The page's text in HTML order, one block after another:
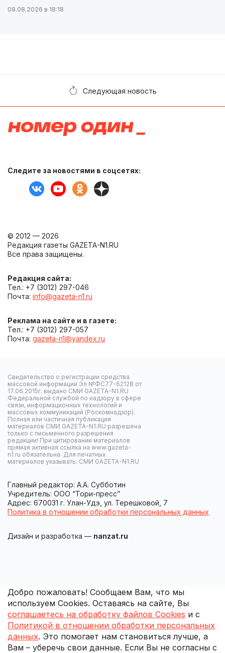
08.08.2026 в 18:18
Следующая новость
Следите за новостями в соцсетях:
© 2012 — 2026
Редакция газеты GAZETA-N1.RU
Все права защищены.
Редакция сайта:
Тел.: +7 (3012) 297-046
Почта: info@gazeta-n1.ru
Реклама на сайте и в газете:
Тел.: +7 (3012) 297-057
Почта: gazeta-n1@yandex.ru
Свидетельство о регистрации средства
массовой информации Эл №ФС77-62128 от
17.06.2015г. выдано СМИ GAZETA-N1.RU
Федеральной службой по надзору в сфере
связи, информационных технологий и
массовых коммуникаций (Роскомнадзор).
Полная или частичная публикация
материалов СМИ GAZETA-N1.RU разрешена
только с письменного разрешения
редакции! При цитировании материалов
прямая активная ссылка на www.gazeta-
n1.ru обязательна. Для печатных
материалов указывать: СМИ GAZETA-N1.RU
Главный редактор: А.А. Субботин
Учредитель: ООО “Тори-пресс”
Адрес: 670031 г. Улан-Удэ, ул. Терешковой, 7
Политика в отношении обработки персональных данных
Дизайн и разработка — nanzat.ru
Добро пожаловать! Сообщаем Вам, что мы
используем Cookies. Оставаясь на сайте, Вы
соглашаетесь на обработку файлов Cookies и с
Политикой в отношении обработки персональных
данных. Это помогает нам становиться лучше, а
Вам – уберечь свои данные. Если Вы не согласны с